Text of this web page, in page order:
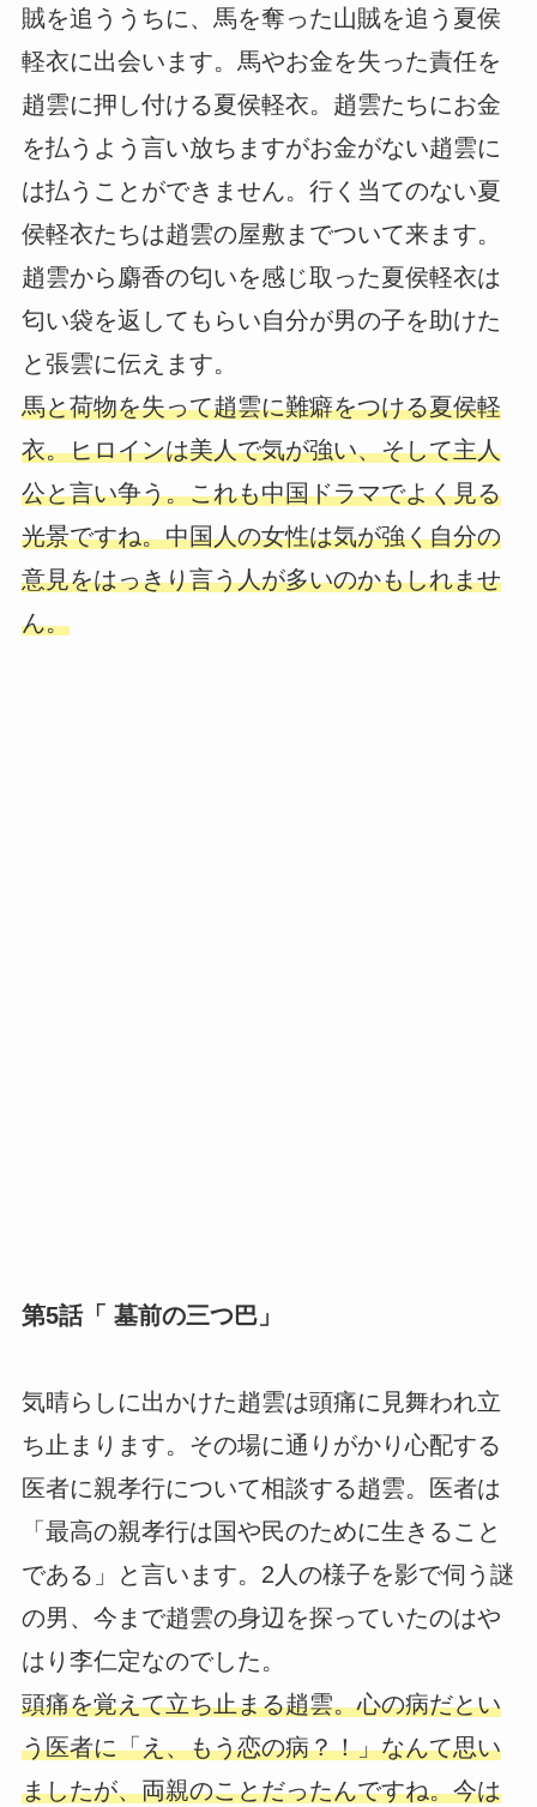
賊を追ううちに、馬を奪った山賊を追う夏侯
軽衣に出会います。馬やお金を失った責任を
趙雲に押し付ける夏侯軽衣。趙雲たちにお金
を払うよう言い放ちますがお金がない趙雲に
は払うことができません。行く当てのない夏
侯軽衣たちは趙雲の屋敷までついて来ます。
趙雲から麝香の匂いを感じ取った夏侯軽衣は
匂い袋を返してもらい自分が男の子を助けた
と張雲に伝えます。
馬と荷物を失って趙雲に難癖をつける夏侯軽
衣。ヒロインは美人で気が強い、そして主人
公と言い争う。これも中国ドラマでよく見る
光景ですね。中国人の女性は気が強く自分の
意見をはっきり言う人が多いのかもしれませ
ん。
第5話「 墓前の三つ巴」
気晴らしに出かけた趙雲は頭痛に見舞われ立
ち止まります。その場に通りがかり心配する
医者に親孝行について相談する趙雲。医者は
「最高の親孝行は国や民のために生きること
である」と言います。2人の様子を影で伺う謎
の男、今まで趙雲の身辺を探っていたのはや
はり李仁定なのでした。
頭痛を覚えて立ち止まる趙雲。心の病だとい
う医者に「え、もう恋の病？！」なんて思い
ましたが、両親のことだったんですね。今は